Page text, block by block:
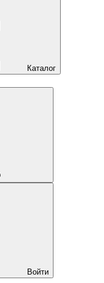
Каталог
Войти